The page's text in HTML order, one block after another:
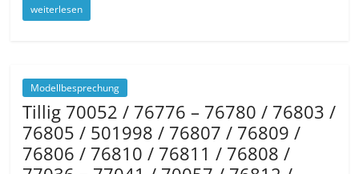
weiterlesen
Modellbesprechung
Tillig 70052 / 76776 – 76780 / 76803 /
76805 / 501998 / 76807 / 76809 /
76806 / 76810 / 76811 / 76808 /